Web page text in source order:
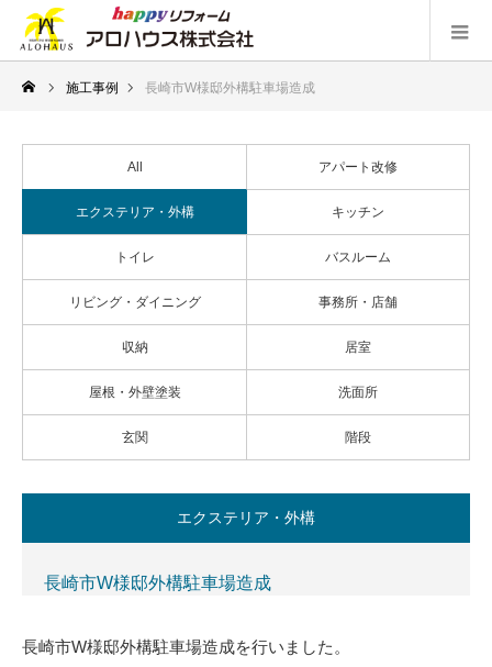
施工事例 長崎市W様邸外構駐車場造成
All アパート改修
エクステリア・外構 キッチン
トイレ バスルーム
リビング・ダイニング 事務所・店舗
収納 居室
屋根・外壁塗装 洗面所
玄関 階段
エクステリア・外構
長崎市W様邸外構駐車場造成
長崎市W様邸外構駐車場造成を行いました。